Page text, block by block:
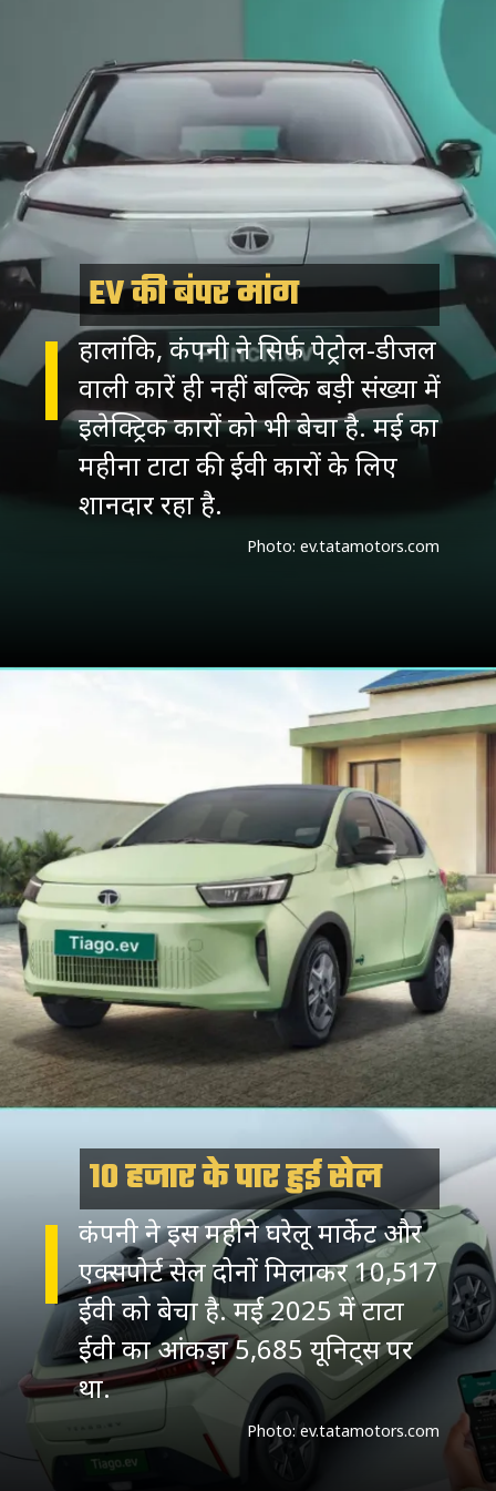
EV की बंपर मांग
हालांकि, कंपनी ने सिर्फ पेट्रोल-डीजल
वाली कारें ही नहीं बल्कि बड़ी संख्या में
इलेक्ट्रिक कारों को भी बेचा है. मई का
महीना टाटा की ईवी कारों के लिए
शानदार रहा है.
Photo: ev.tatamotors.com
10 हजार के पार हुई सेल
कंपनी ने इस महीने घरेलू मार्केट और
एक्सपोर्ट सेल दोनों मिलाकर 10,517
ईवी को बेचा है. मई 2025 में टाटा
ईवी का आंकड़ा 5,685 यूनिट्स पर
था.
Photo: ev.tatamotors.com